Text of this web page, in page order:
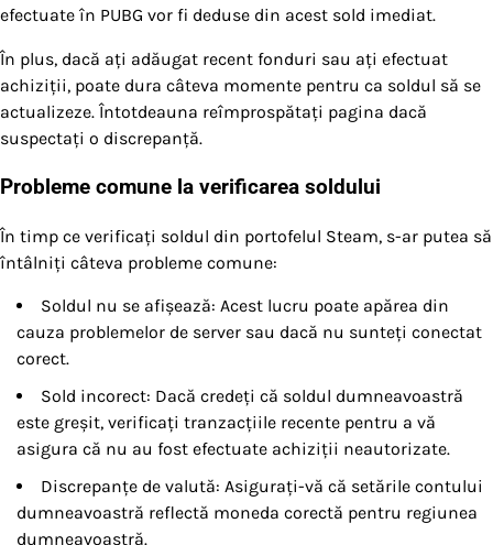
efectuate în PUBG vor fi deduse din acest sold imediat.
În plus, dacă ați adăugat recent fonduri sau ați efectuat
achiziții, poate dura câteva momente pentru ca soldul să se
actualizeze. Întotdeauna reîmprospătați pagina dacă
suspectați o discrepanță.
Probleme comune la verificarea soldului
În timp ce verificați soldul din portofelul Steam, s-ar putea să
întâlniți câteva probleme comune:
Soldul nu se afișează: Acest lucru poate apărea din
cauza problemelor de server sau dacă nu sunteți conectat
corect.
Sold incorect: Dacă credeți că soldul dumneavoastră
este greșit, verificați tranzacțiile recente pentru a vă
asigura că nu au fost efectuate achiziții neautorizate.
Discrepanțe de valută: Asigurați-vă că setările contului
dumneavoastră reflectă moneda corectă pentru regiunea
dumneavoastră.